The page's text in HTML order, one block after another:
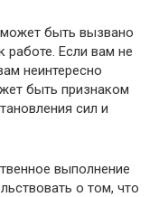
быть вызвано
работе. Если вам не
неинтересно
быть признаком
сил и
выполнение
о том, что